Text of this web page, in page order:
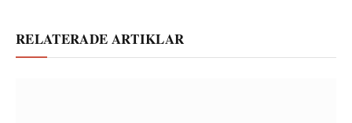
RELATERADE ARTIKLAR